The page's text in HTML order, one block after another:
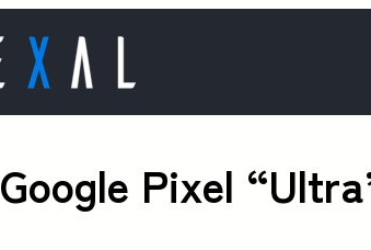
Google Pixel